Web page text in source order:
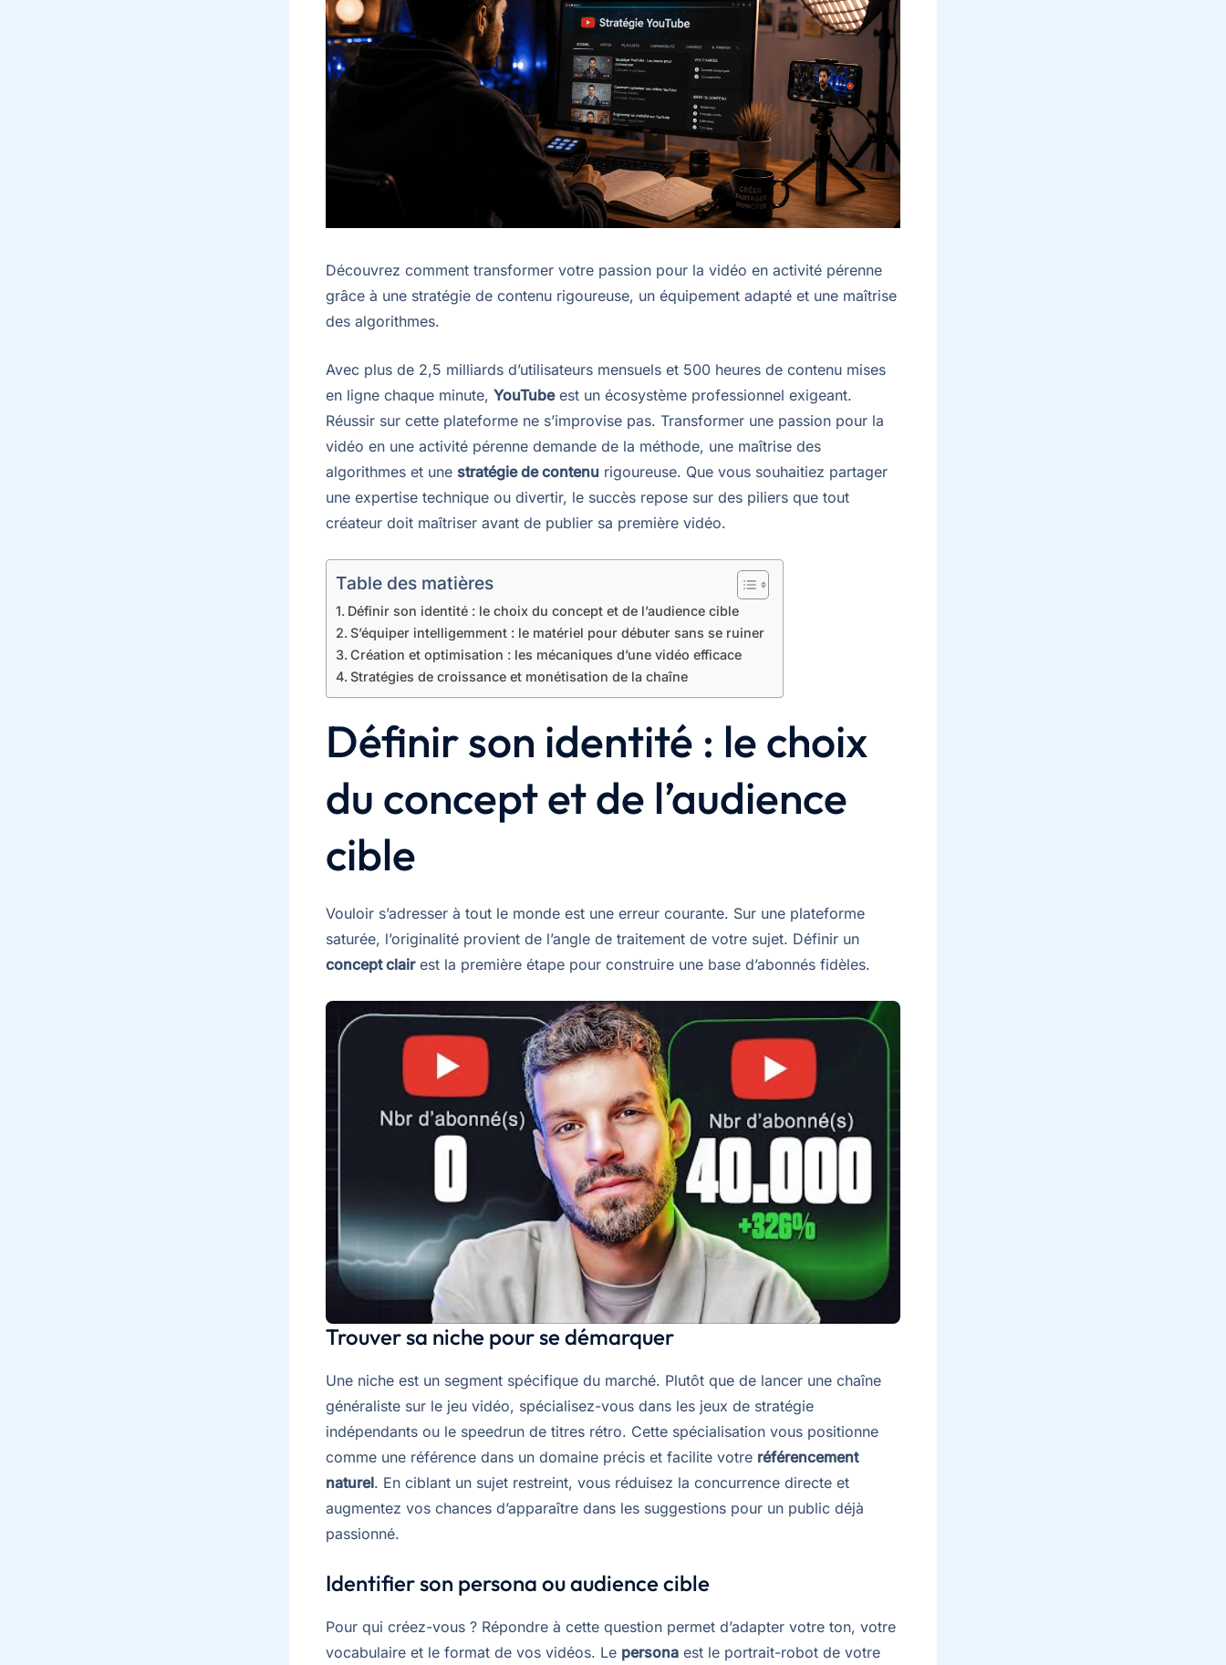
Découvrez comment transformer votre passion pour la vidéo en activité pérenne
grâce à une stratégie de contenu rigoureuse, un équipement adapté et une maîtrise
des algorithmes.
Avec plus de 2,5 milliards d’utilisateurs mensuels et 500 heures de contenu mises
en ligne chaque minute, YouTubeest un écosystème professionnel exigeant.
Réussir sur cette plateforme ne s’improvise pas. Transformer une passion pour la
vidéo en une activité pérenne demande de la méthode, une maîtrise des
algorithmes et une stratégie de contenu rigoureuse. Que vous souhaitiez partager
une expertise technique ou divertir, le succès repose sur des piliers que tout
créateur doit maîtriser avant de publier sa première vidéo.
Table des matières
Définir son identité : le choix du concept et de l’audience cible
S’équiper intelligemment : le matériel pour débuter sans se ruiner
Création et optimisation : les mécaniques d’une vidéo efficace
Stratégies de croissance et monétisation de la chaîne
Définir son identité : le choix
du concept et de l’audience
cible
Vouloir s’adresser à tout le monde est une erreur courante. Sur une plateforme
saturée, l’originalité provient de l’angle de traitement de votre sujet. Définir un
concept clairest la première étape pour construire une base d’abonnés fidèles.
Trouver sa niche pour se démarquer
Une niche est un segment spécifique du marché. Plutôt que de lancer une chaîne
généraliste sur le jeu vidéo, spécialisez-vous dans les jeux de stratégie
indépendants ou le speedrun de titres rétro. Cette spécialisation vous positionne
comme une référence dans un domaine précis et facilite votre référencement
naturel. En ciblant un sujet restreint, vous réduisez la concurrence directe et
augmentez vos chances d’apparaître dans les suggestions pour un public déjà
passionné.
Identifier son persona ou audience cible
Pour qui créez-vous ? Répondre à cette question permet d’adapter votre ton, votre
vocabulaire et le format de vos vidéos. Le persona est le portrait-robot de votre